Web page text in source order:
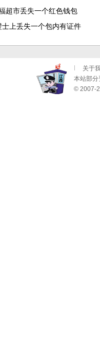
超市丢失一个红色钱包
士上丢失一个包内有证件
关于
本站部分
© 2007-